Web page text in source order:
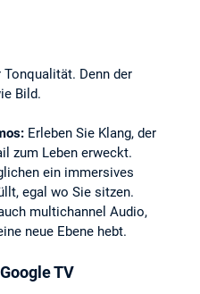
Denn der
Bild.
Erleben Sie Klang, der
zum Leben erweckt.
ein immersives
egal wo Sie sitzen.
multichannel Audio,
neue Ebene hebt.
TV